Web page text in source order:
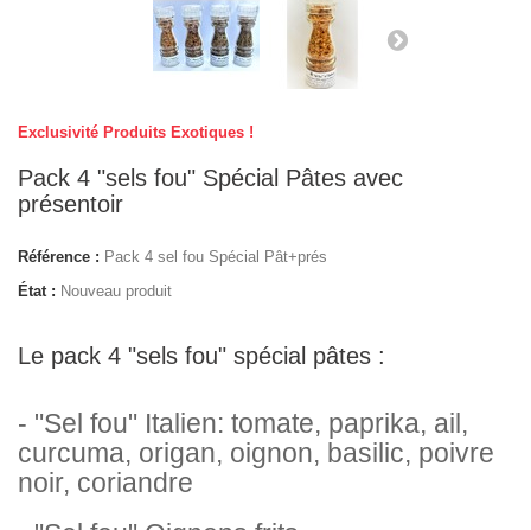
Exclusivité Produits Exotiques !
Pack 4 "sels fou" Spécial Pâtes avec
présentoir
Référence : Pack 4 sel fou Spécial Pât+prés
État : Nouveau produit
Le pack 4 "sels fou" spécial pâtes :
- "Sel fou" Italien: tomate, paprika, ail,
curcuma, origan, oignon, basilic, poivre
noir, coriandre